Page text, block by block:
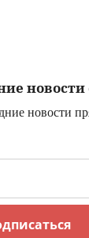
новости